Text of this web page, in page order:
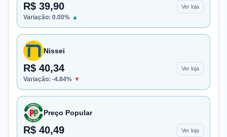
R$ 39,90 Ver loja
Variação: 0.00% ▲
Nissei
R$ 40,34 Ver loja
Variação: -4.84% ▼
Preço Popular
R$ 40,49 Ver loja